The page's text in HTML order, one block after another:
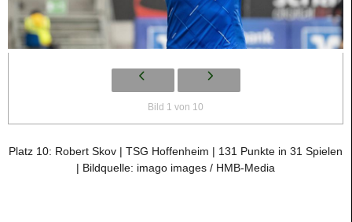
Bild 1 von 10
Platz 10: Robert Skov | TSG Hoffenheim | 131 Punkte in 31 Spielen
| Bildquelle: imago images / HMB-Media